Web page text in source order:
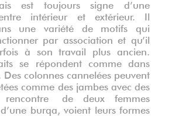
est toujours signe d’une
intérieur et extérieur. Il
une variété de motifs qui
par association et qu’il
à son travail plus ancien.
se répondent comme dans
Des colonnes cannelées peuvent
comme des jambes avec des
de deux femmes
d’une burqa, voient leurs formes